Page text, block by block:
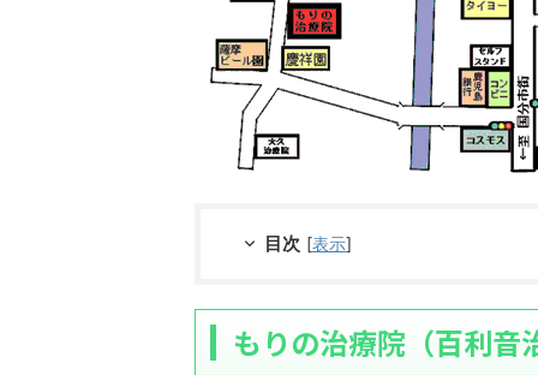
目次 [表示]
もりの治療院（百利音